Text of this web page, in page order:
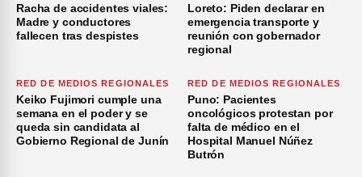
Racha de accidentes viales:
Madre y conductores
fallecen tras despistes
Loreto: Piden declarar en
emergencia transporte y
reunión con gobernador
regional
RED DE MEDIOS REGIONALES
Keiko Fujimori cumple una
semana en el poder y se
queda sin candidata al
Gobierno Regional de Junín
RED DE MEDIOS REGIONALES
Puno: Pacientes
oncológicos protestan por
falta de médico en el
Hospital Manuel Núñez
Butrón